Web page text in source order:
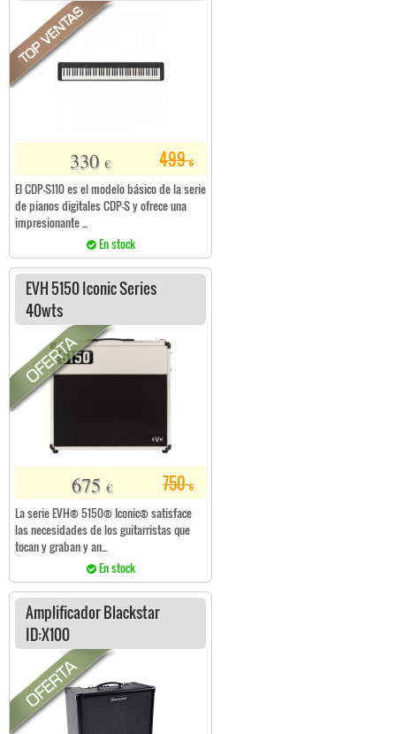
499€
330 €
El CDP-S110 es el modelo básico de la serie
de pianos digitales CDP-S y ofrece una
impresionante ...
En stock
EVH 5150 Iconic Series
40wts
750€
675 €
La serie EVH® 5150® Iconic® satisface
las necesidades de los guitarristas que
tocan y graban y an...
En stock
Amplificador Blackstar
ID:X100